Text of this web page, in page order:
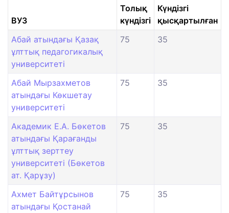
ВУЗ
Толық
күндізгі
Күндізгі
қысқартылған
Абай атындағы Қазақ
ұлттық педагогикалық
университеті
75 35
Абай Мырзахметов
атындағы Көкшетау
университеті
75 35
Академик Е.А. Бөкетов
атындағы Қарағанды
ұлттық зерттеу
университеті (Бөкетов
ат. Қарұзу)
75 35
Ахмет Байтұрсынов
атындағы Қостанай
75 35